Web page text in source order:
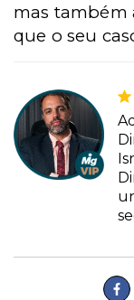
mas também
que o seu